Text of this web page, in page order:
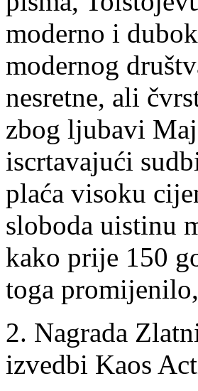
moderno i
modernog
nesretne, ali
zbog ljubavi
iscrtavajući
plaća visoku
sloboda uistinu
kako prije 150
toga
2. Nagrada
izvedbi Kaos